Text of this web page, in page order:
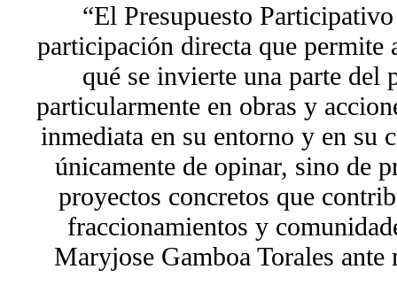
“El Presupuesto
participación directa que permite
qué se invierte una parte del
particularmente en obras y
inmediata en su entorno y en su
únicamente de opinar, sino de
proyectos concretos que
fraccionamientos y
Maryjose Gamboa Torales